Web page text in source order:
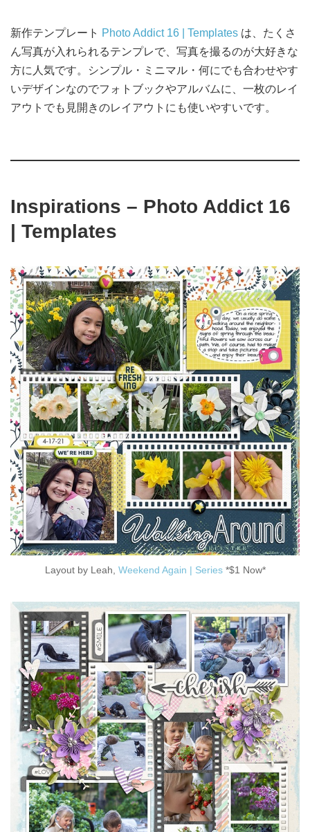
新作テンプレート Photo Addict 16 | Templates は、たくさ
ん写真が入れられるテンプレで、写真を撮るのが大好きな
方に人気です。シンプル・ミニマル・何にでも合わせやす
いデザインなのでフォトブックやアルバムに、一枚のレイ
アウトでも見開きのレイアウトにも使いやすいです。
Inspirations – Photo Addict 16
| Templates
Layout by Leah, Weekend Again | Series*$1 Now*